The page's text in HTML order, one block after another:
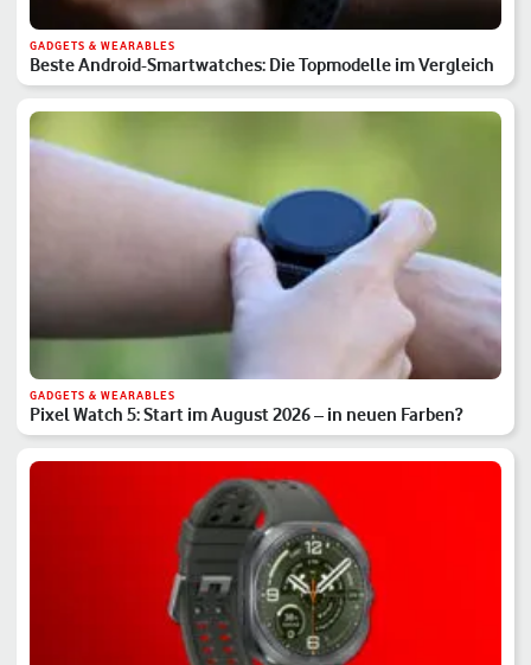
GADGETS & WEARABLES
Beste Android-Smartwatches: Die Topmodelle im Vergleich
GADGETS & WEARABLES
Pixel Watch 5: Start im August 2026 – in neuen Farben?